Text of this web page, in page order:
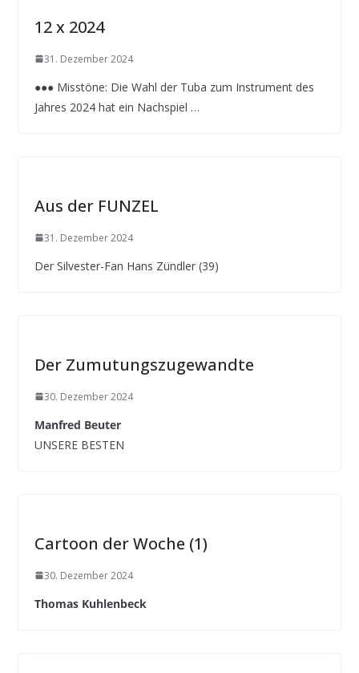
12 x 2024
31. Dezember 2024
●●● Misstöne: Die Wahl der Tuba zum Instrument des
Jahres 2024 hat ein Nachspiel …
Aus der FUNZEL
31. Dezember 2024
Der Silvester-Fan Hans Zündler (39)
Der Zumutungszugewandte
30. Dezember 2024
Manfred Beuter
UNSERE BESTEN
Cartoon der Woche (1)
30. Dezember 2024
Thomas Kuhlenbeck